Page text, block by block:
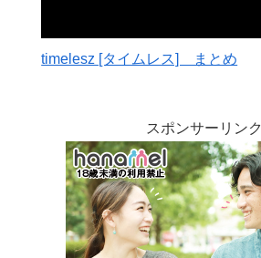
timelesz [タイムレス] まとめ
スポンサーリンク